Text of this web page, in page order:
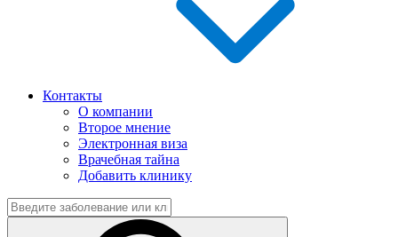
Контакты
О компании
Второе мнение
Электронная виза
Врачебная тайна
Добавить клинику